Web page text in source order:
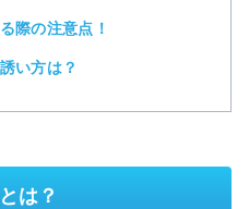
際の注意点！
い方は？
は？